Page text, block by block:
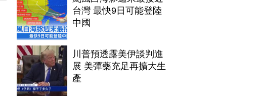
台灣 最快9日可能登陸
中國
川普預透露美伊談判進
展 美彈藥充足再擴大生
產